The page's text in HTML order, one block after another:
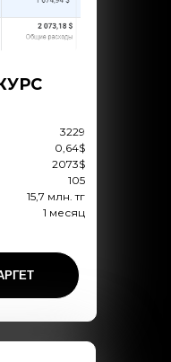
3229
0,64$
2073$
105
15,7 млн. тг
1 месяц